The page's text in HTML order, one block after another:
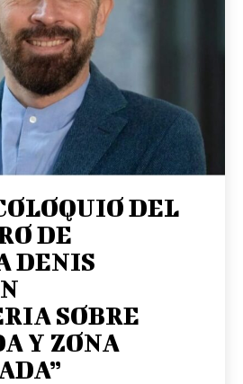
DEL
DE
DENIS
SOBRE
Y ZONA